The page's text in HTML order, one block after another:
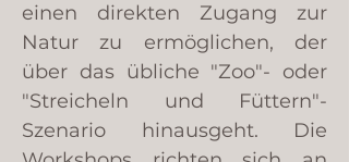
einen direkten Zugang zur
Natur zu ermöglichen, der
über das übliche "Zoo"- oder
"Streicheln und Füttern"-
Szenario hinausgeht. Die